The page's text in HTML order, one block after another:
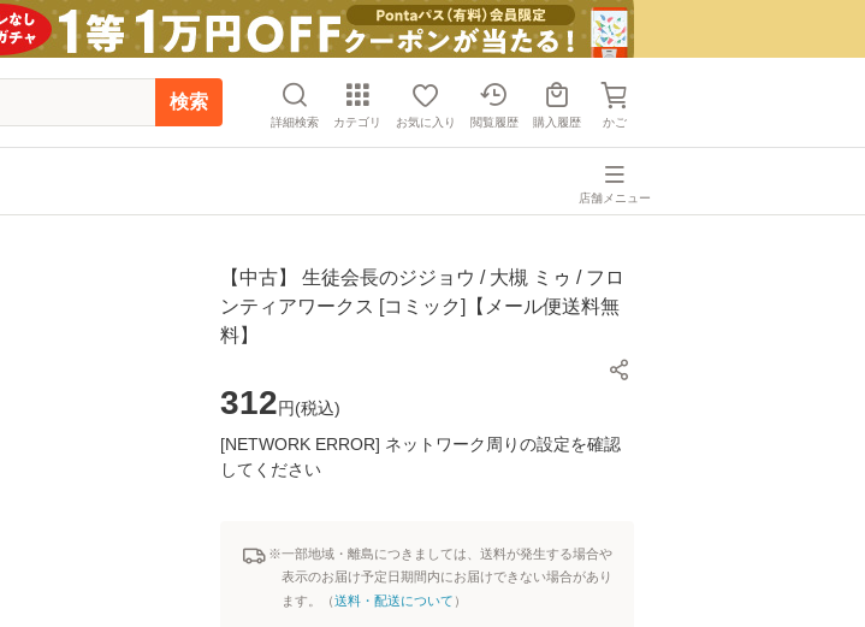
検索
詳細検索 カテゴリ お気に入り 閲覧履歴 購入履歴 かご
店舗メニュー
【中古】 生徒会長のジジョウ / 大槻 ミゥ / フロ
ンティアワークス [コミック]【メール便送料無
料】
312円(税込)
[NETWORK ERROR] ネットワーク周りの設定を確認
してください
※一部地域・離島につきましては、送料が発生する場合や
表示のお届け予定日期間内にお届けできない場合があり
ます。（送料・配送について ）